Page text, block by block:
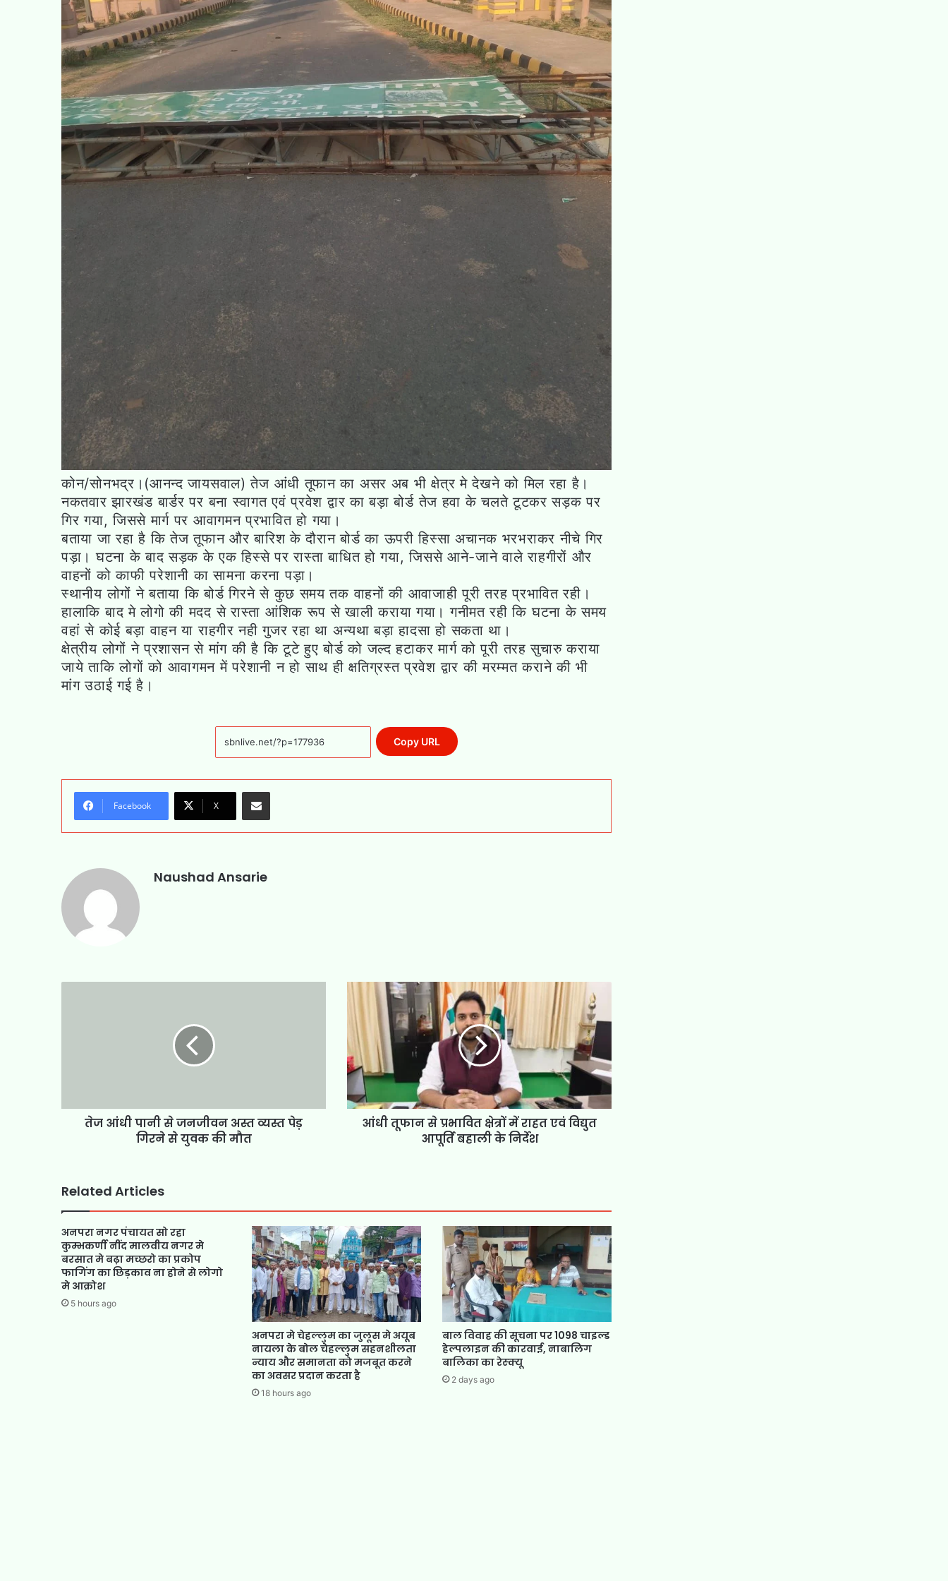
कोन/सोनभद्र।(आनन्द जायसवाल) तेज आंधी तूफान का असर अब भी क्षेत्र मे देखने को मिल रहा है।
नकतवार झारखंड बार्डर पर बना स्वागत एवं प्रवेश द्वार का बड़ा बोर्ड तेज हवा के चलते टूटकर सड़क पर
गिर गया, जिससे मार्ग पर आवागमन प्रभावित हो गया।
बताया जा रहा है कि तेज तूफान और बारिश के दौरान बोर्ड का ऊपरी हिस्सा अचानक भरभराकर नीचे गिर
पड़ा। घटना के बाद सड़क के एक हिस्से पर रास्ता बाधित हो गया, जिससे आने-जाने वाले राहगीरों और
वाहनों को काफी परेशानी का सामना करना पड़ा।
स्थानीय लोगों ने बताया कि बोर्ड गिरने से कुछ समय तक वाहनों की आवाजाही पूरी तरह प्रभावित रही।
हालाकि बाद मे लोगो की मदद से रास्ता आंशिक रूप से खाली कराया गया। गनीमत रही कि घटना के समय
वहां से कोई बड़ा वाहन या राहगीर नही गुजर रहा था अन्यथा बड़ा हादसा हो सकता था।
क्षेत्रीय लोगों ने प्रशासन से मांग की है कि टूटे हुए बोर्ड को जल्द हटाकर मार्ग को पूरी तरह सुचारु कराया
जाये ताकि लोगों को आवागमन में परेशानी न हो साथ ही क्षतिग्रस्त प्रवेश द्वार की मरम्मत कराने की भी
मांग उठाई गई है।
Copy URL
Facebook X
Share via Email
Naushad Ansarie
तेज आंधी पानी से जनजीवन अस्त व्यस्त पेड़
गिरने से युवक की मौत
आंधी तूफान से प्रभावित क्षेत्रों में राहत एवं विद्युत
आपूर्ति बहाली के निर्देश
Related Articles
अनपरा नगर पंचायत सो रहा
कुम्भकर्णी नींद मालवीय नगर मे
बरसात मे बढ़ा मच्छरो का प्रकोप
फागिंग का छिड़काव ना होने से लोगो
मे आक्रोश
5 hours ago
अनपरा मे चेहल्लुम का जुलूस मे अयूब
नायला के बोल चेहल्लुम सहनशीलता
न्याय और समानता को मजबूत करने
का अवसर प्रदान करता है
18 hours ago
बाल विवाह की सूचना पर 1098 चाइल्ड
हेल्पलाइन की कारवाई, नाबालिग
बालिका का रेस्क्यू
2 days ago